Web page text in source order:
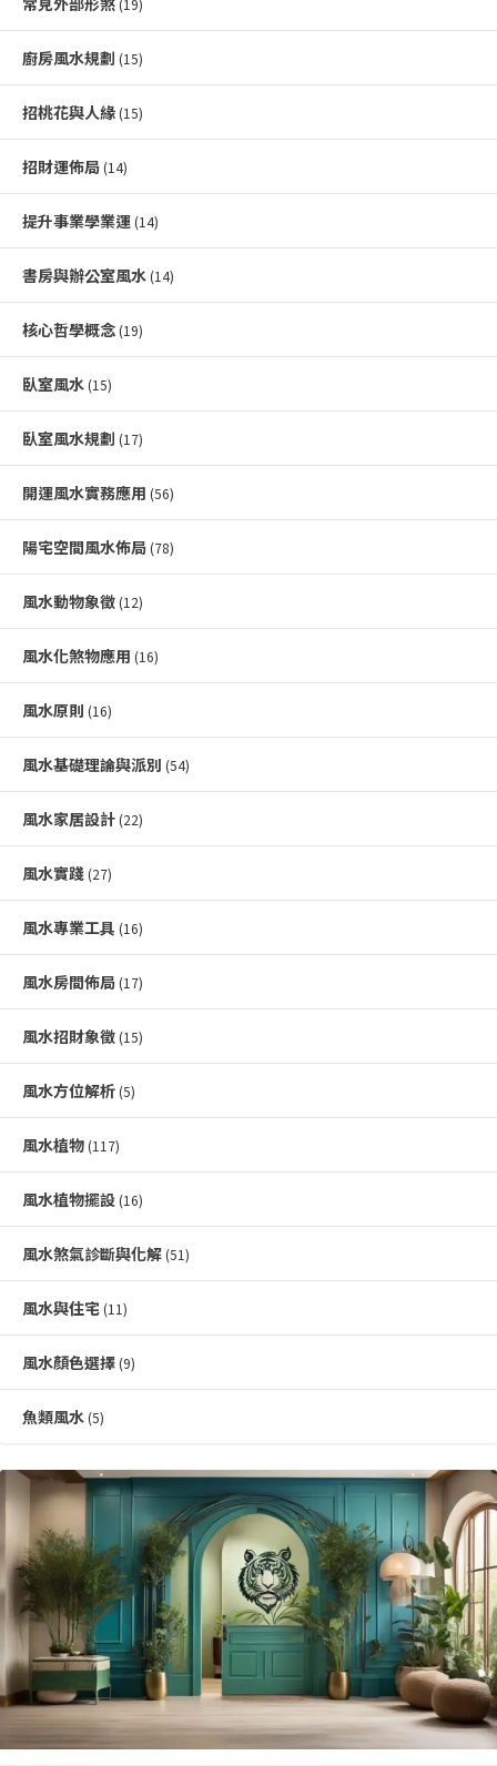
廚房風水規劃 (15)
招桃花與人緣 (15)
招財運佈局 (14)
提升事業學業運 (14)
書房與辦公室風水 (14)
核心哲學概念 (19)
臥室風水 (15)
臥室風水規劃 (17)
開運風水實務應用 (56)
陽宅空間風水佈局 (78)
風水動物象徵 (12)
風水化煞物應用 (16)
風水原則 (16)
風水基礎理論與派別 (54)
風水家居設計 (22)
風水實踐 (27)
風水專業工具 (16)
風水房間佈局 (17)
風水招財象徵 (15)
風水方位解析 (5)
風水植物 (117)
風水植物擺設 (16)
風水煞氣診斷與化解 (51)
風水與住宅 (11)
風水顏色選擇 (9)
魚類風水 (5)